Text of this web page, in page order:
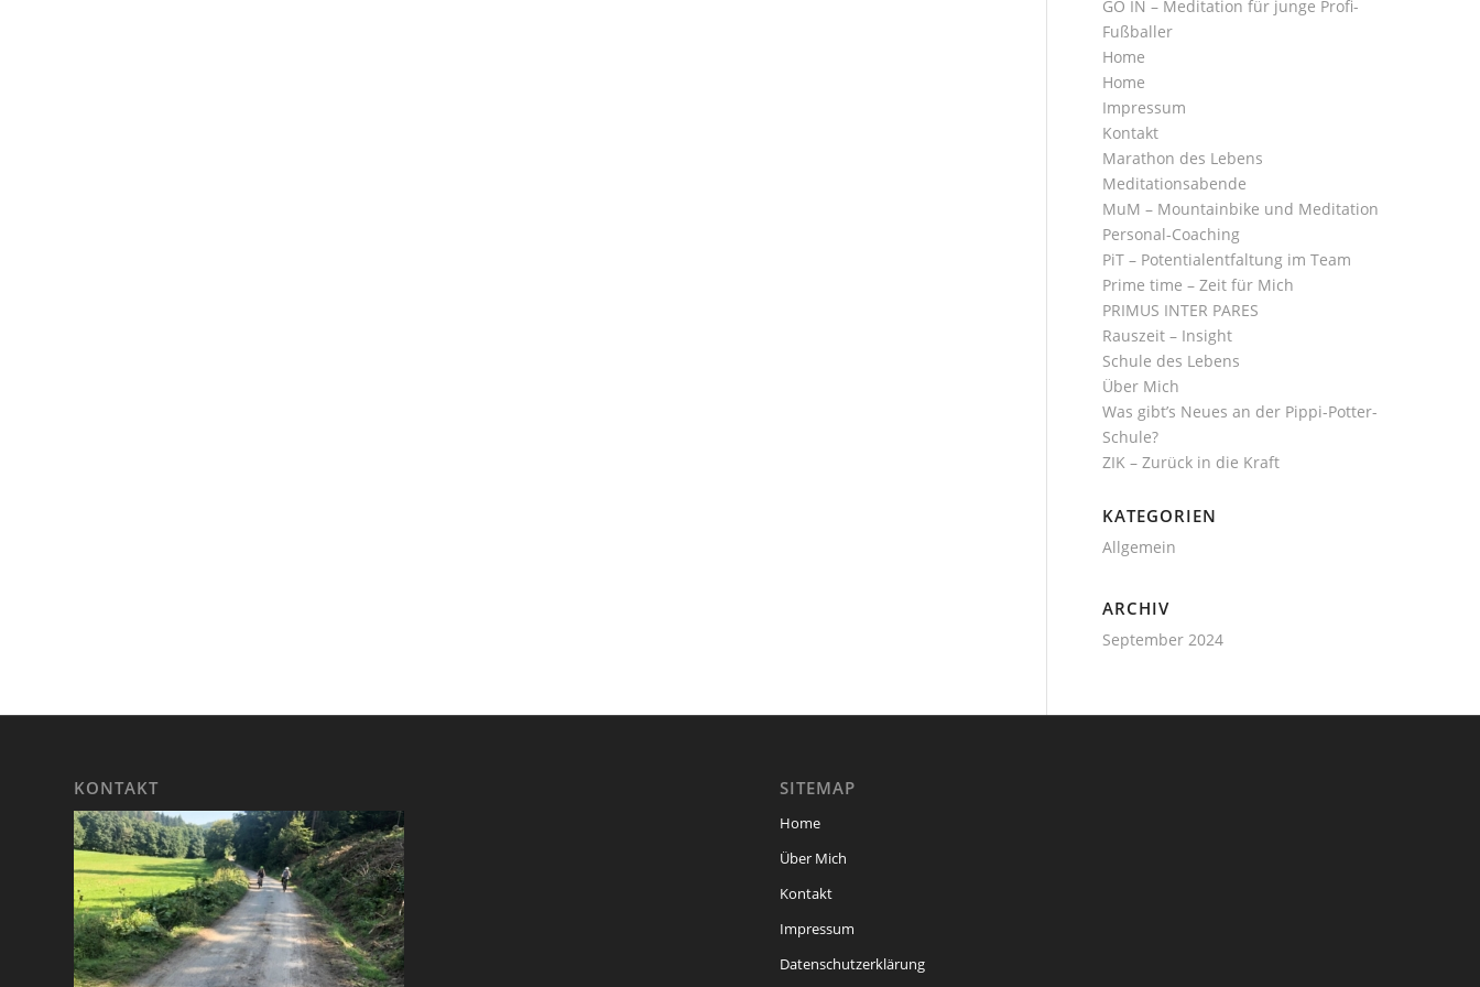
GO IN – Meditation für junge Profi-
Fußballer
Home
Home
Impressum
Kontakt
Marathon des Lebens
Meditationsabende
MuM – Mountainbike und Meditation
Personal-Coaching
PiT – Potentialentfaltung im Team
Prime time – Zeit für Mich
PRIMUS INTER PARES
Rauszeit – Insight
Schule des Lebens
Über Mich
Was gibt’s Neues an der Pippi-Potter-
Schule?
ZIK – Zurück in die Kraft
KATEGORIEN
Allgemein
ARCHIV
September 2024
KONTAKT SITEMAP
Home
Über Mich
Kontakt
Impressum
Datenschutzerklärung